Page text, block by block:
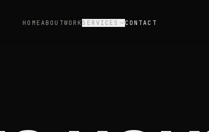
HOMEABOUTWORKSERVICES CONTACT